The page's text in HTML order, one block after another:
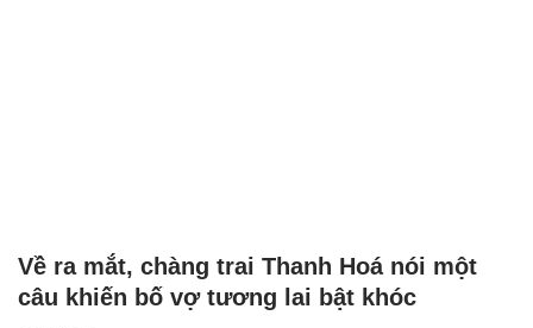
Về ra mắt, chàng trai Thanh Hoá nói một
câu khiến bố vợ tương lai bật khóc